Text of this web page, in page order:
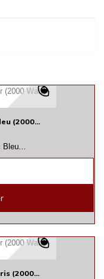
(2000...
Bleu...
(2000...